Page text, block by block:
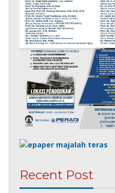
Recent Post